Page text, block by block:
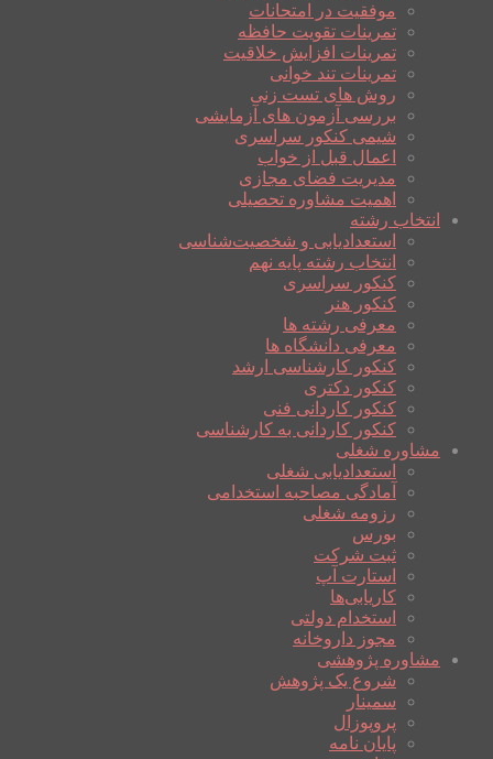
موفقیت در امتحانات
تمرینات تقویت حافظه
تمرینات افزایش خلاقیت
تمرینات تند خوانی
روش های تست زنی
بررسی آزمون های آزمایشی
شیمی کنکور سراسری
اعمال قبل از خواب
مدیریت فضای مجازی
اهمیت مشاوره تحصیلی
انتخاب رشته
استعدادیابی و شخصیت‌شناسی
انتخاب رشته پایه نهم
کنکور سراسری
کنکور هنر
معرفی رشته ها
معرفی دانشگاه ها
کنکور کارشناسی ارشد
کنکور دکتری
کنکور کاردانی فنی
کنکور کاردانی به کارشناسی
مشاوره شغلی
استعدادیابی شغلی
آمادگی مصاحبه استخدامی
رزومه شغلی
بورس
ثبت شرکت
استارت آپ
کاریابی‌ها
استخدام دولتی
مجوز داروخانه
مشاوره پژوهشی
شروع یک پژوهش
سمینار
پروپوزال
پایان نامه